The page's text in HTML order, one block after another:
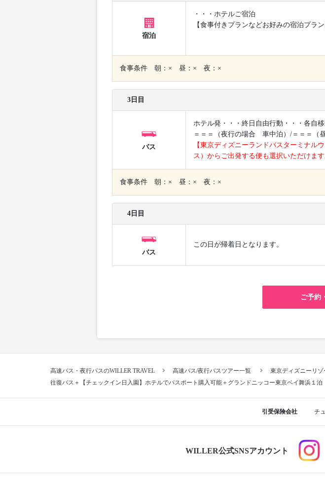
宿泊
・・・ホテルご宿泊
【食事付きプランなどお好みの宿泊プラ
食事条件 朝：× 昼：× 夜：×
3日目
バス
ホテル発・・・終日自由行動・・・各自
＝＝＝（夜行の場合 車中泊）/＝＝＝（
【東京ディズニーランドバスターミナル
ス）からご出発する便も選択いただけま
食事条件 朝：× 昼：× 夜：×
4日目
バス
この日が帰着日となります。
ご予約
高速バス・夜行バスのWILLER TRAVEL 高速バス/夜行バスツアー一覧
東京ディズニーリ
往復バス＋【チェックイン日入園】ホテルでパスポート購入可能＋グランドニッコー東京ベイ舞浜１泊
引受保険会社 チ
WILLER公式SNSアカウント